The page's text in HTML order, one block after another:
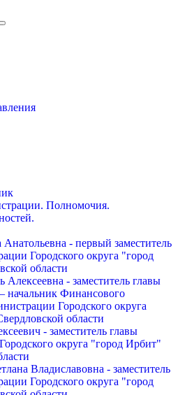
Полномочия.
- первый заместитель
Городского округа "город
области
Алексеевна - заместитель главы
начальник Финансового
Городского округа
области
- заместитель главы
округа "город Ирбит"
Владиславовна - заместитель
Городского округа "город